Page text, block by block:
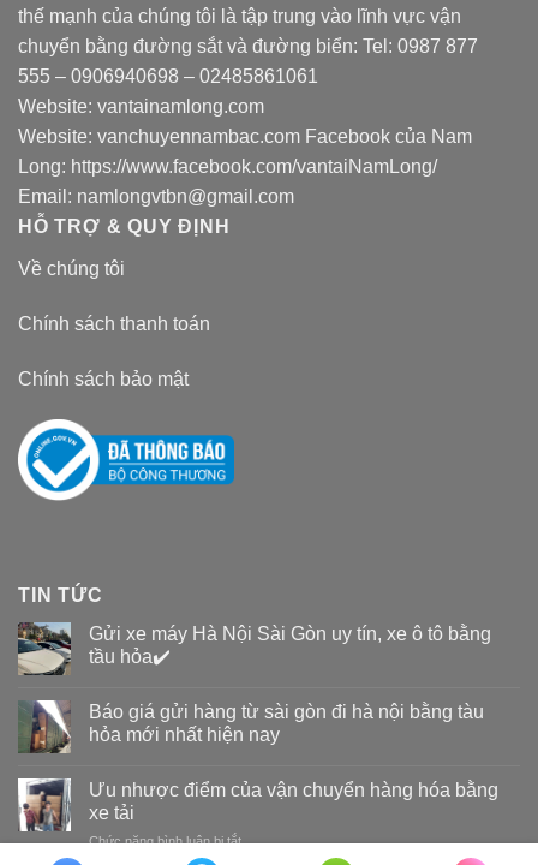
thế mạnh của chúng tôi là tập trung vào lĩnh vực vận
chuyển bằng đường sắt và đường biển: Tel: 0987 877
555 – 0906940698 – 02485861061
Website: vantainamlong.com
Website: vanchuyennambac.com Facebook của Nam
Long: https://www.facebook.com/vantaiNamLong/
Email: namlongvtbn@gmail.com
HỖ TRỢ & QUY ĐỊNH
Về chúng tôi
Chính sách thanh toán
Chính sách bảo mật
TIN TỨC
Gửi xe máy Hà Nội Sài Gòn uy tín, xe ô tô bằng
tầu hỏa✔️
Báo giá gửi hàng từ sài gòn đi hà nội bằng tàu
hỏa mới nhất hiện nay
Ưu nhược điểm của vận chuyển hàng hóa bằng
xe tải
Chức năng bình luận bị tắtở